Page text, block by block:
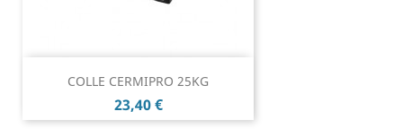
COLLE CERMIPRO 25KG
Prix
23,40 €